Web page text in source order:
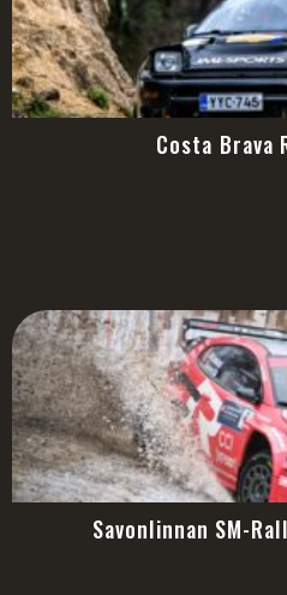
Costa Brava
Savonlinnan SM-